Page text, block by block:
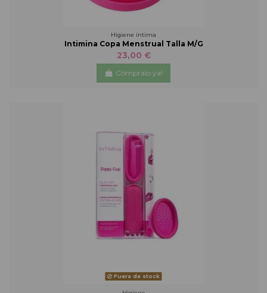
Higiene íntima
Intimina Copa Menstrual Talla M/G
23,00 €
Cómpralo ya!
Fuera de stock